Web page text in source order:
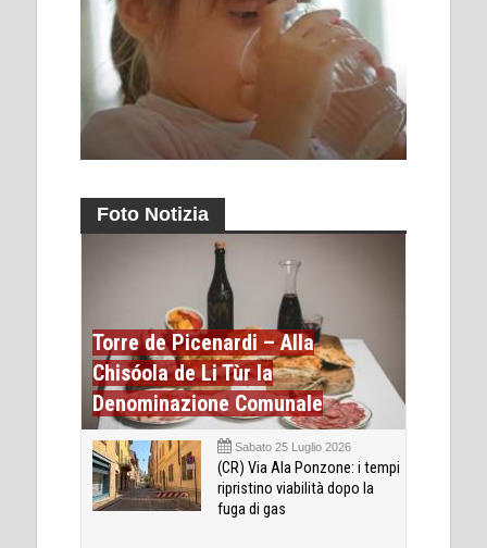
Foto Notizia
Torre de Picenardi – Alla
Chisóola de Li Tùr la
Denominazione Comunale
Sabato 25 Luglio 2026
(CR) Via Ala Ponzone: i tempi
ripristino viabilità dopo la
fuga di gas